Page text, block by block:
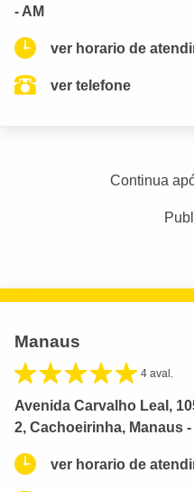
- AM
ver horario de
ver telefone
Continua
Manaus
4 aval.
Avenida Carvalho Leal,
2, Cachoeirinha, Manaus -
ver horario de